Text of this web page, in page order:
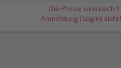
Die Preise sind nach
Anmeldung (Login)